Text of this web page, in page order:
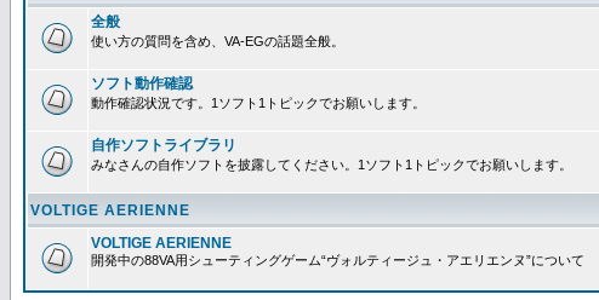
全般
使い方の質問を含め、VA-EGの話題全般。
ソフト動作確認
動作確認状況です。1ソフト1トピックでお願いします。
自作ソフトライブラリ
みなさんの自作ソフトを披露してください。1ソフト1トピックでお願いします。
VOLTIGE AERIENNE
VOLTIGE AERIENNE
開発中の88VA用シューティングゲーム“ヴォルティージュ・アエリエンヌ”について